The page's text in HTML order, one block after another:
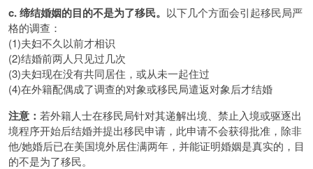
c. 缔结婚姻的目的不是为了移民。 以下几个方面会引起移民局严
格的调查：
(1)夫妇不久以前才相识
(2)结婚前两人只见过几次
(3)夫妇现在没有共同居住，或从未一起住过
(4)在外籍配偶成了调查的对象或移民局遣返对象后才结婚
注意： 若外籍人士在移民局针对其递解出境、禁止入境或驱逐出
境程序开始后结婚并提出移民申请，此申请不会获得批准，除非
他/她婚后已在美国境外居住满两年，并能证明婚姻是真实的，目
的不是为了移民。